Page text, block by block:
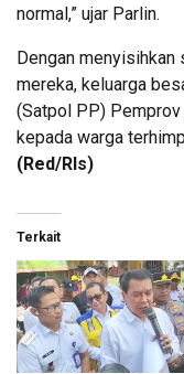
normal,” ujar Parlin.
Dengan
mereka, keluarga
(Satpol PP) Pemprov
kepada warga
(Red/Rls)
Terkait